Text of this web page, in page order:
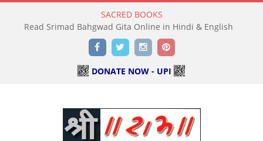
SACRED BOOKS
Read Srimad Bahgwad Gita Online in Hindi & English
FacebookTwitterInstagramPinterest
DONATE NOW - UPI